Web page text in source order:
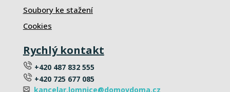
Soubory ke stažení
Cookies
Rychlý kontakt
+420 487 832 555
+420 725 677 085
kancelar.lomnice@domovdoma.cz